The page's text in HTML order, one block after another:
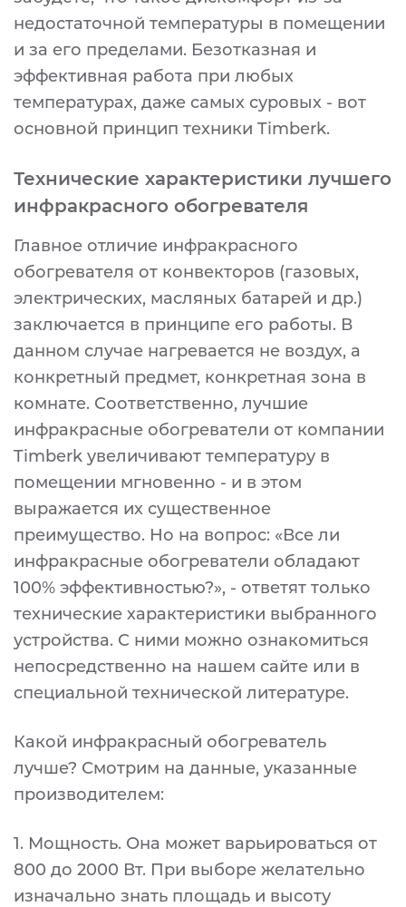
недостаточной температуры в помещении
и за его пределами. Безотказная и
эффективная работа при любых
температурах, даже самых суровых - вот
основной принцип техники Timberk.
Технические характеристики лучшего
инфракрасного обогревателя
Главное отличие инфракрасного
обогревателя от конвекторов (газовых,
электрических, масляных батарей и др.)
заключается в принципе его работы. В
данном случае нагревается не воздух, а
конкретный предмет, конкретная зона в
комнате. Соответственно, лучшие
инфракрасные обогреватели от компании
Timberk увеличивают температуру в
помещении мгновенно - и в этом
выражается их существенное
преимущество. Но на вопрос: «Все ли
инфракрасные обогреватели обладают
100% эффективностью?», - ответят только
технические характеристики выбранного
устройства. С ними можно ознакомиться
непосредственно на нашем сайте или в
специальной технической литературе.
Какой инфракрасный обогреватель
лучше? Смотрим на данные, указанные
производителем:
1. Мощность. Она может варьироваться от
800 до 2000 Вт. При выборе желательно
изначально знать площадь и высоту